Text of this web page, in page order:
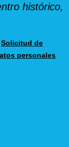
histórico,
Solicitud de
personales